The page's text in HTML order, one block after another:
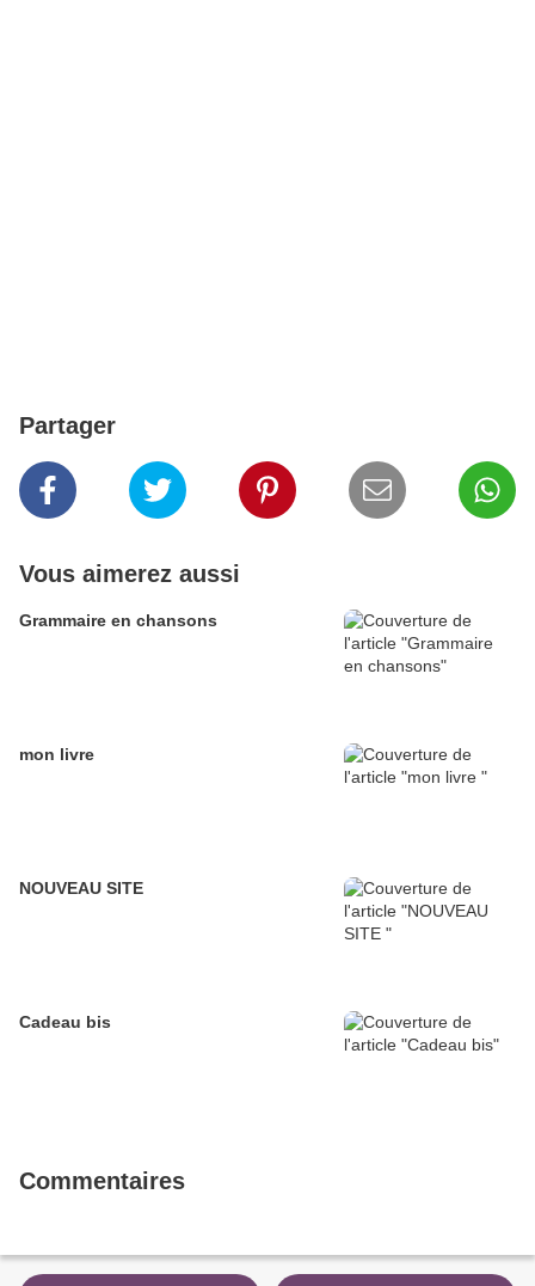
Partager
Vous aimerez aussi
Grammaire en chansons
mon livre
NOUVEAU SITE
Cadeau bis
Commentaires